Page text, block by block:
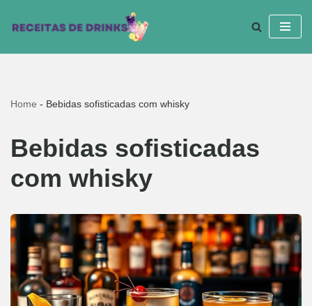
para
Home - Bebidas sofisticadas com whisky
Bebidas sofisticadas
com whisky